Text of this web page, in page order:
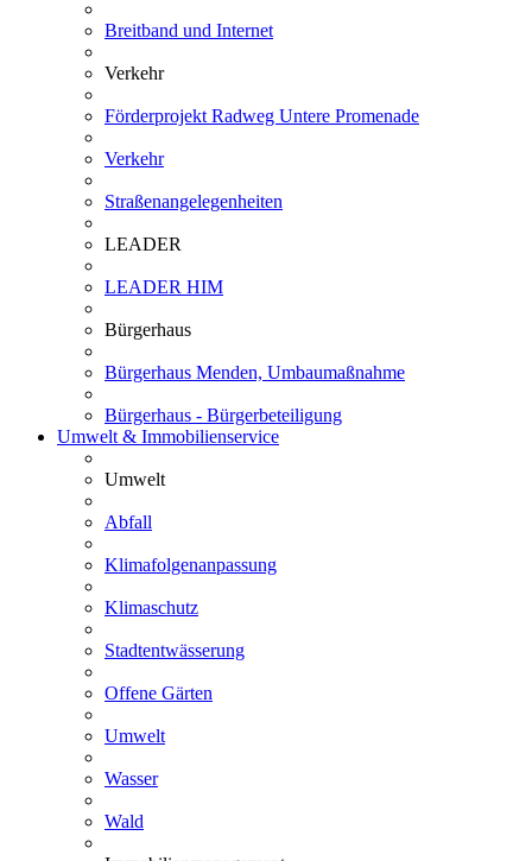
Breitband und Internet
Verkehr
Förderprojekt Radweg Untere Promenade
Verkehr
Straßenangelegenheiten
LEADER
LEADER HIM
Bürgerhaus
Bürgerhaus Menden, Umbaumaßnahme
Bürgerhaus - Bürgerbeteiligung
Umwelt & Immobilienservice
Umwelt
Abfall
Klimafolgenanpassung
Klimaschutz
Stadtentwässerung
Offene Gärten
Umwelt
Wasser
Wald